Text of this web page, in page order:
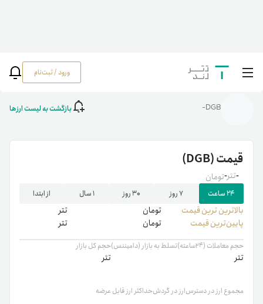
ورود / ثبت‌نام خانه رمزارزها/
DGB
DGB- بازگشت به لیست ارزها
قیمت(DGB)
-تومان -تتر
۲۴ ساعت ۷ روز ۳۰ روز ۱ سال از ابتدا
بالاترین ‌ترین قیمت تومان
تتر
پایین‌ترین قیمت
تومان تتر
حجم معاملات (۲۴ساعته)
تتر
تسلط به بازار (دامیننس)حجم کل بازار
تتر
مجموع ارز در دسترسارز در گردشحداکثر ارز قابل عرضه